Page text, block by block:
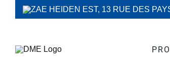
Passer
ZAE HEIDEN EST, 13 RUE DES